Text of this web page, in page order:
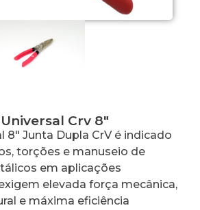
Crv 8″
8″ Junta Dupla CrV é indicado
torções e manuseio de
em aplicações
elevada força mecânica,
e máxima eficiência